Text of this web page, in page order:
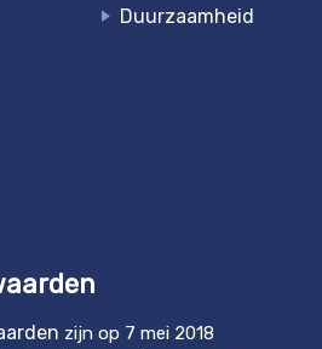
Duurzaamheid
zijn op 7 mei 2018